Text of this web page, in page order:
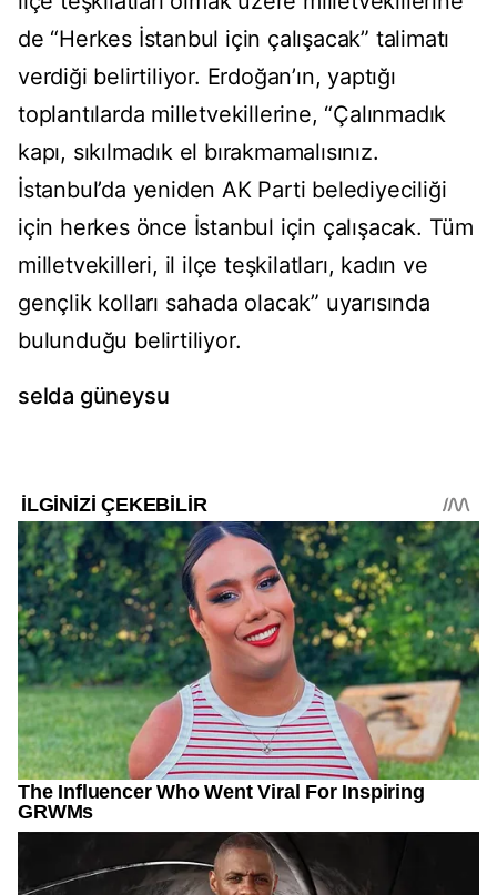
de “Herkes İstanbul için çalışacak” talimatı
verdiği belirtiliyor. Erdoğan’ın, yaptığı
toplantılarda milletvekillerine, “Çalınmadık
kapı, sıkılmadık el bırakmamalısınız.
İstanbul’da yeniden AK Parti belediyeciliği
için herkes önce İstanbul için çalışacak. Tüm
milletvekilleri, il ilçe teşkilatları, kadın ve
gençlik kolları sahada olacak” uyarısında
bulunduğu belirtiliyor.
selda güneysu